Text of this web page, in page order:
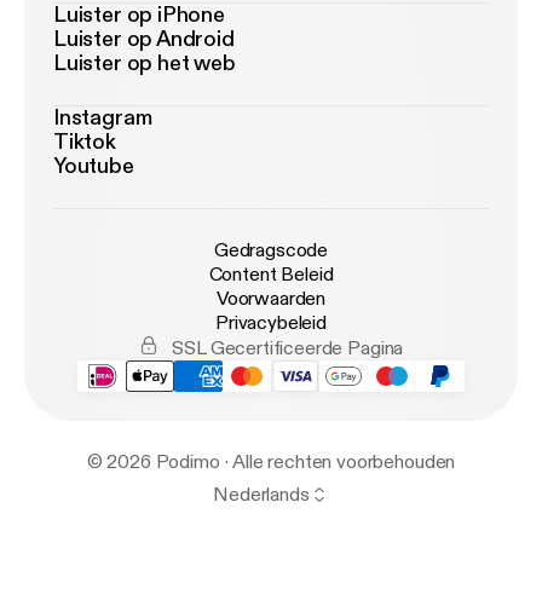
Luister op iPhone
Luister op Android
Luister op het web
Instagram
Tiktok
Youtube
Gedragscode
Content Beleid
Voorwaarden
Privacybeleid
SSL Gecertificeerde Pagina
© 2026 Podimo · Alle rechten voorbehouden
Nederlands